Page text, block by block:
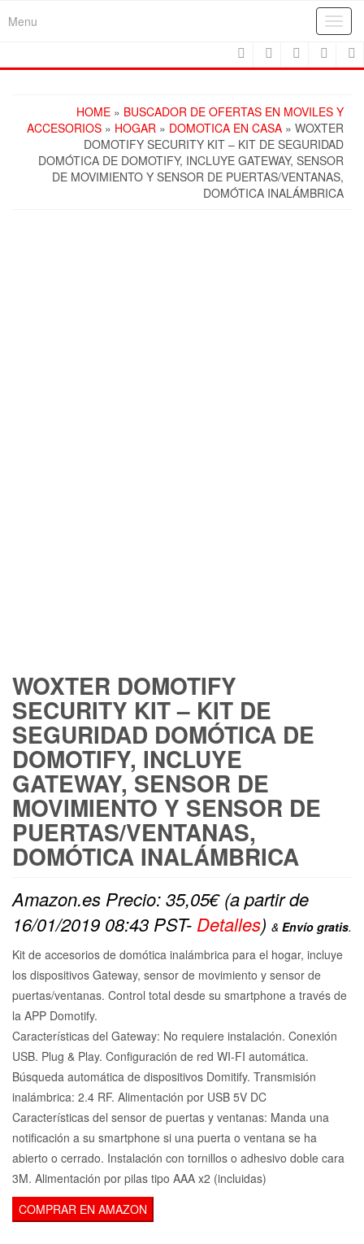
Menu
HOME » BUSCADOR DE OFERTAS EN MOVILES Y
ACCESORIOS » HOGAR » DOMOTICA EN CASA » WOXTER
DOMOTIFY SECURITY KIT – KIT DE SEGURIDAD
DOMÓTICA DE DOMOTIFY, INCLUYE GATEWAY, SENSOR
DE MOVIMIENTO Y SENSOR DE PUERTAS/VENTANAS,
DOMÓTICA INALÁMBRICA
WOXTER DOMOTIFY
SECURITY KIT – KIT DE
SEGURIDAD DOMÓTICA DE
DOMOTIFY, INCLUYE
GATEWAY, SENSOR DE
MOVIMIENTO Y SENSOR DE
PUERTAS/VENTANAS,
DOMÓTICA INALÁMBRICA
Amazon.es Precio:35,05€(a partir de
16/01/2019 08:43 PST- Detalles) & Envío gratis.
Kit de accesorios de domótica inalámbrica para el hogar, incluye
los dispositivos Gateway, sensor de movimiento y sensor de
puertas/ventanas. Control total desde su smartphone a través de
la APP Domotify.
Características del Gateway: No requiere instalación. Conexión
USB. Plug & Play. Configuración de red WI-FI automática.
Búsqueda automática de dispositivos Domitify. Transmisión
inalámbrica: 2.4 RF. Alimentación por USB 5V DC
Características del sensor de puertas y ventanas: Manda una
notificación a su smartphone si una puerta o ventana se ha
abierto o cerrado. Instalación con tornillos o adhesivo doble cara
3M. Alimentación por pilas tipo AAA x2 (incluidas)
COMPRAR EN AMAZON